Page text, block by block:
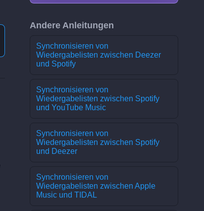
Andere Anleitungen
Synchronisieren von
Wiedergabelisten zwischen Deezer
und Spotify
Synchronisieren von
Wiedergabelisten zwischen Spotify
und YouTube Music
Synchronisieren von
Wiedergabelisten zwischen Spotify
und Deezer
Synchronisieren von
Wiedergabelisten zwischen Apple
Music und TIDAL